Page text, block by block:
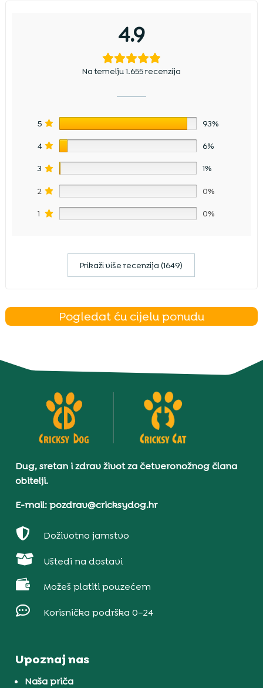
4.9
Na temelju 1.655 recenzija
5 93%
4 6%
3 1%
2 0%
1 0%
Prikaži više recenzija (1649)
Pogledat ću cijelu ponudu
Dug, sretan i zdrav život za četveronožnog člana
obitelji.
E-mail: pozdrav@cricksydog.hr
 Doživotno jamstvo
 Uštedi na dostavi
 Možeš platiti pouzećem
 Korisnička podrška 0–24
Upoznaj nas
Naša priča